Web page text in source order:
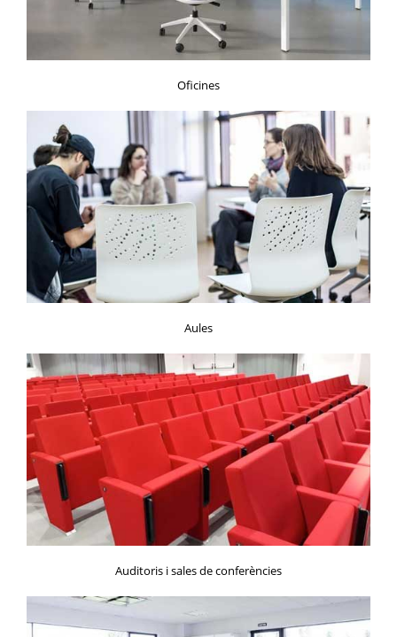
Oficines
Aules
Auditoris i sales de conferències